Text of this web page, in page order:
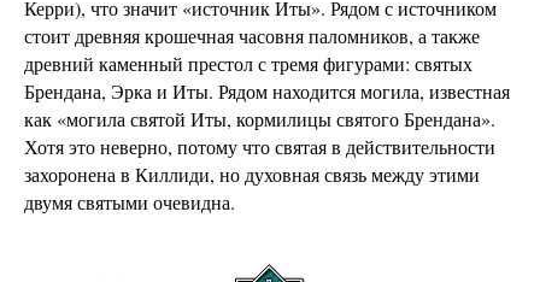
Керри), что значит «источник Иты». Рядом с источником
стоит древняя крошечная часовня паломников, а также
древний каменный престол с тремя фигурами: святых
Брендана, Эрка и Иты. Рядом находится могила, известная
как «могила святой Иты, кормилицы святого Брендана».
Хотя это неверно, потому что святая в действительности
захоронена в Киллиди, но духовная связь между этими
двумя святыми очевидна.